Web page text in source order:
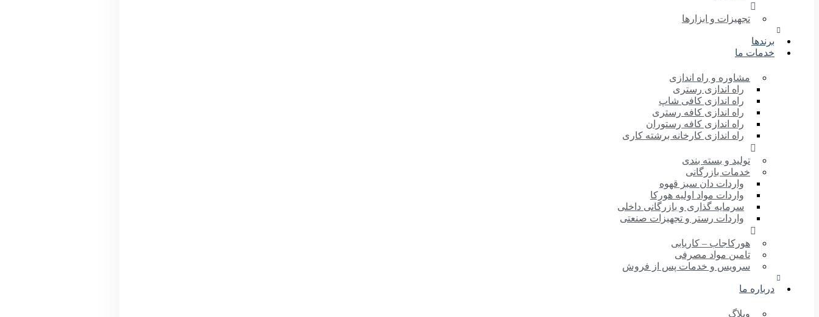
تجهیزات و ابزارها
برندها
خدمات ما
مشاوره و راه اندازی
راه اندازی رستری
راه اندازی کافی شاپ
راه اندازی کافه رستری
راه اندازی کافه رستوران
راه اندازی کارخانه برشته کاری
تولید و بسته بندی
خدمات بازرگانی
واردات دان سبز قهوه
واردات مواد اولیه هورکا
سرمایه گذاری و بازرگانی داخلی
واردات رستر و تجهیزات صنعتی
هورکاجاب – کاریابی
تامین مواد مصرفی
سرویس و خدمات پس از فروش
درباره ما
وبلاگ